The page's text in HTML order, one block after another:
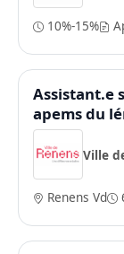
10%-15%
Assistant.e
apems du
Ville
Renens Vd